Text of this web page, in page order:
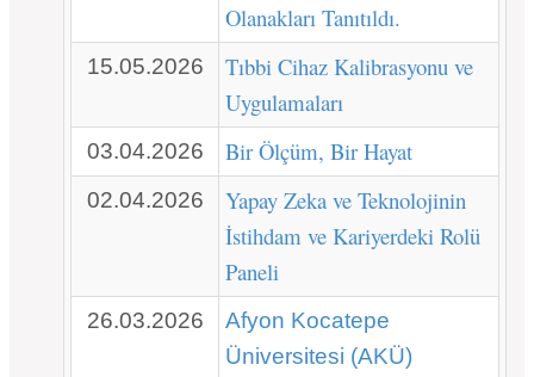
Olanakları Tanıtıldı.
15.05.2026
Tıbbi Cihaz Kalibrasyonu ve
Uygulamaları
03.04.2026 Bir Ölçüm, Bir Hayat
02.04.2026
Yapay Zeka ve Teknolojinin
İstihdam ve Kariyerdeki Rolü
Paneli
26.03.2026
Afyon Kocatepe
Üniversitesi (AKÜ)